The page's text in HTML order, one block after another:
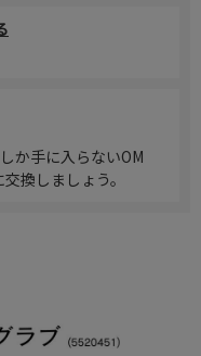
か手に入らないOM
換しましょう。